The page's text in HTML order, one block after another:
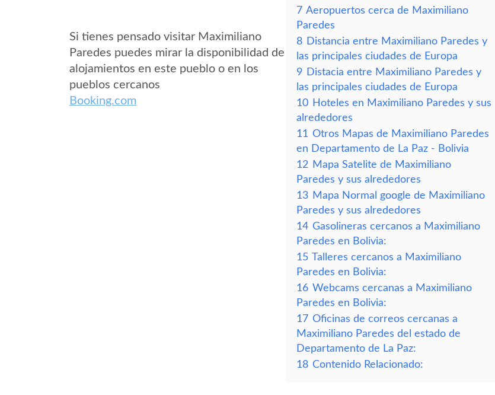
Si tienes pensado visitar Maximiliano
Paredes puedes mirar la disponibilidad de
alojamientos en este pueblo o en los
pueblos cercanos
Booking.com
7 Aeropuertos cerca de Maximiliano
Paredes
8 Distancia entre Maximiliano Paredes y
las principales ciudades de Europa
9 Distacia entre Maximiliano Paredes y
las principales ciudades de Europa
10 Hoteles en Maximiliano Paredes y sus
alrededores
11 Otros Mapas de Maximiliano Paredes
en Departamento de La Paz - Bolivia
12 Mapa Satelite de Maximiliano
Paredes y sus alrededores
13 Mapa Normal google de Maximiliano
Paredes y sus alrededores
14 Gasolineras cercanos a Maximiliano
Paredes en Bolivia:
15 Talleres cercanos a Maximiliano
Paredes en Bolivia:
16 Webcams cercanas a Maximiliano
Paredes en Bolivia:
17 Oficinas de correos cercanas a
Maximiliano Paredes del estado de
Departamento de La Paz:
18 Contenido Relacionado: